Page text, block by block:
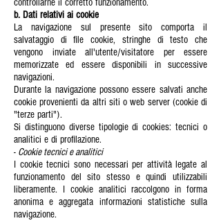
controllarne il corretto funzionamento.
b. Dati relativi ai cookie
La navigazione sul presente sito comporta il
salvataggio di file cookie, stringhe di testo che
vengono inviate all'utente/visitatore per essere
memorizzate ed essere disponibili in successive
navigazioni.
Durante la navigazione possono essere salvati anche
cookie provenienti da altri siti o web server (cookie di
"terze parti").
Si distinguono diverse tipologie di cookies: tecnici o
analitici e di profilazione.
- Cookie tecnici e analitici
I cookie tecnici sono necessari per attività legate al
funzionamento del sito stesso e quindi utilizzabili
liberamente. I cookie analitici raccolgono in forma
anonima e aggregata informazioni statistiche sulla
navigazione.